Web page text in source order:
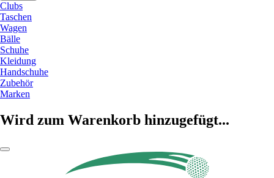
Clubs
Taschen
Wagen
Bälle
Schuhe
Kleidung
Handschuhe
Zubehör
Marken
Wird zum Warenkorb hinzugefügt...